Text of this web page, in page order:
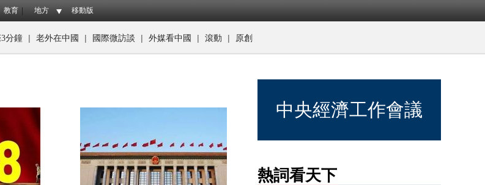
教育 地方 移動版
3分鐘 | 老外在中國 | 國際微訪談 | 外媒看中國 | 滾動 | 原創
中央經濟工作會議
熱詞看天下